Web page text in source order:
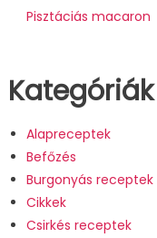
Pisztáciás macaron
Kategóriák
Alapreceptek
Befőzés
Burgonyás receptek
Cikkek
Csirkés receptek